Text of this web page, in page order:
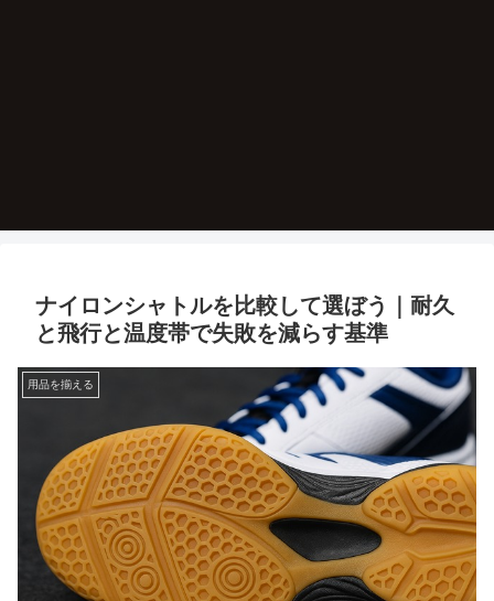
ナイロンシャトルを比較して選ぼう｜耐久
と飛行と温度帯で失敗を減らす基準
用品を揃える